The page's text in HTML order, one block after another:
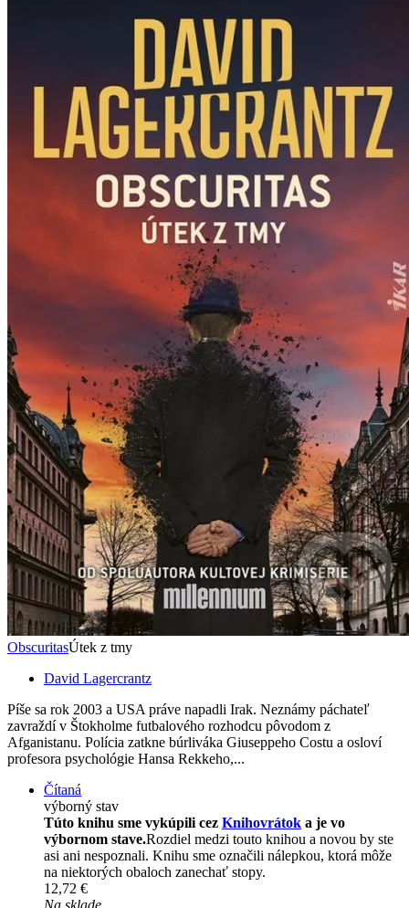
ObscuritasÚtek z tmy
David Lagercrantz
Píše sa rok 2003 a USA práve napadli Irak. Neznámy páchateľ
zavraždí v Štokholme futbalového rozhodcu pôvodom z
Afganistanu. Polícia zatkne búrliváka Giuseppeho Costu a osloví
profesora psychológie Hansa Rekkeho,...
Čítaná
výborný stav
Túto knihu sme vykúpili cez Knihovrátok a je vo
výbornom stave.Rozdiel medzi touto knihou a novou by ste
asi ani nespoznali. Knihu sme označili nálepkou, ktorá môže
na niektorých obaloch zanechať stopy.
12,72 €